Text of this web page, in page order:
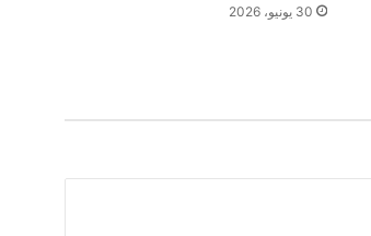
30 يونيو، 2026